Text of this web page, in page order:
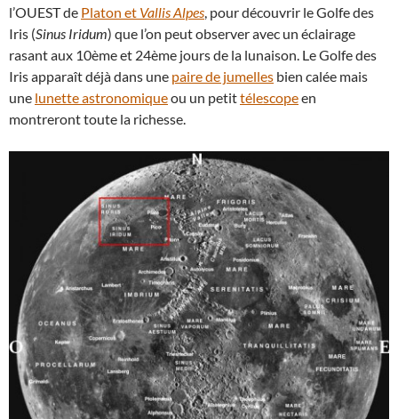
l’OUEST de Platon et Vallis Alpes , pour découvrir le Golfe des
Iris (Sinus Iridum) que l’on peut observer avec un éclairage
rasant aux 10ème et 24ème jours de la lunaison. Le Golfe des
Iris apparaît déjà dans une paire de jumelles bien calée mais
une lunette astronomiqueou un petittélescopeen
montreront toute la richesse.